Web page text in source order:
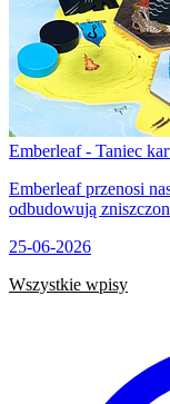
Emberleaf - Taniec
Emberleaf przenosi
odbudowują
25-06-2026
Wszystkie wpisy